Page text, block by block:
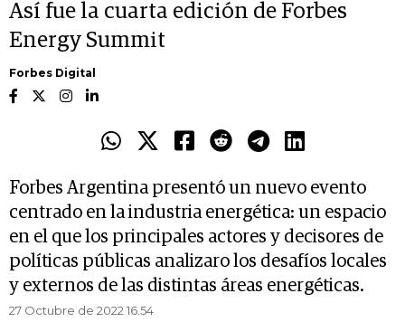
Así fue la cuarta edición de Forbes
Energy Summit
Forbes Digital
Forbes Argentina presentó un nuevo evento
centrado en la industria energética: un espacio
en el que los principales actores y decisores de
políticas públicas analizaro los desafíos locales
y externos de las distintas áreas energéticas.
27 Octubre de 2022 16.54